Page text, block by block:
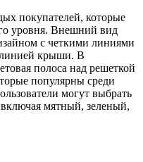
покупателей, которые
уровня. Внешний вид
с четкими линиями
линией крыши. В
полоса над решеткой
популярны среди
могут выбрать
мятный, зеленый,